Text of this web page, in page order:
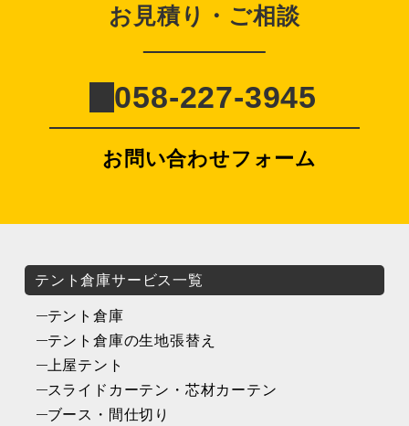
お見積り・ご相談
058-227-3945
お問い合わせフォーム
テント倉庫サービス一覧
テント倉庫
テント倉庫の生地張替え
上屋テント
スライドカーテン・芯材カーテン
ブース・間仕切り